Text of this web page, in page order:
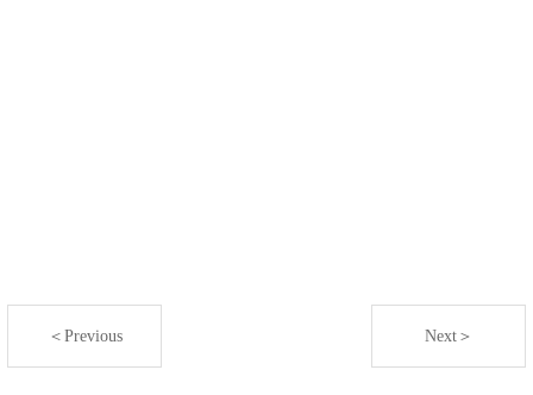
＜Previous Next＞